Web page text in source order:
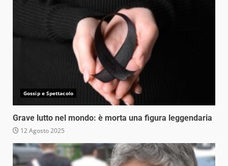
Gossip e Spettacolo
Grave lutto nel mondo: è morta una figura leggendaria
12 Agosto 2025